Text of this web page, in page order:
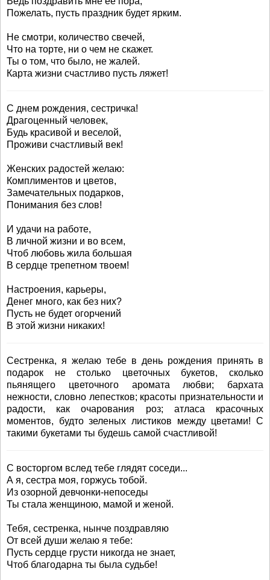
Пожелать, пусть праздник будет ярким.
Не смотри, количество свечей,
Что на торте, ни о чем не скажет.
Ты о том, что было, не жалей.
Карта жизни счастливо пусть ляжет!
С днем рождения, сестричка!
Драгоценный человек,
Будь красивой и веселой,
Проживи счастливый век!
Женских радостей желаю:
Комплиментов и цветов,
Замечательных подарков,
Понимания без слов!
И удачи на работе,
В личной жизни и во всем,
Чтоб любовь жила большая
В сердце трепетном твоем!
Настроения, карьеры,
Денег много, как без них?
Пусть не будет огорчений
В этой жизни никаких!
Сестренка, я желаю тебе в день рождения принять в
подарок не столько цветочных букетов, сколько
пьянящего цветочного аромата любви; бархата
нежности, словно лепестков; красоты признательности и
радости, как очарования роз; атласа красочных
моментов, будто зеленых листиков между цветами! С
такими букетами ты будешь самой счастливой!
С восторгом вслед тебе глядят соседи...
А я, сестра моя, горжусь тобой.
Из озорной девчонки-непоседы
Ты стала женщиною, мамой и женой.
Тебя, сестренка, нынче поздравляю
От всей души желаю я тебе:
Пусть сердце грусти никогда не знает,
Чтоб благодарна ты была судьбе!